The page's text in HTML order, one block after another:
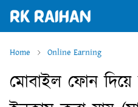
Home Online Earning
মোবাইল ফোন দিয়ে